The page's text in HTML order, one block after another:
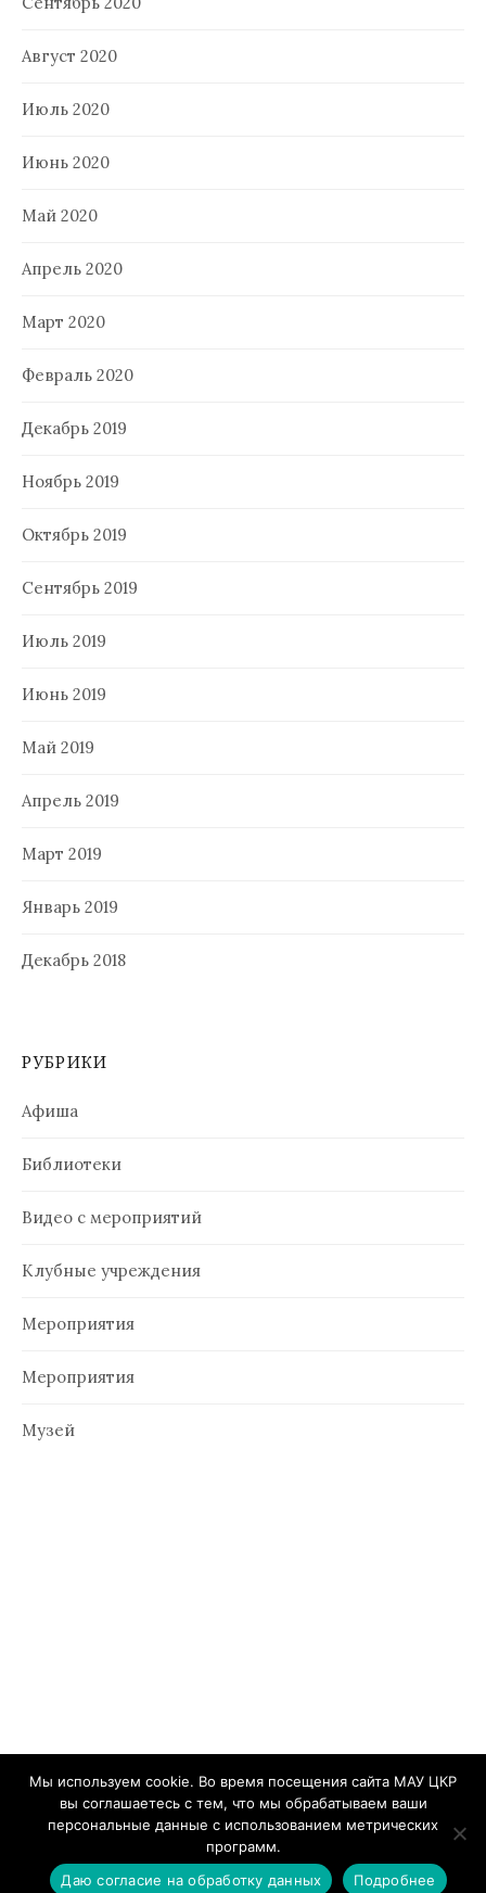
Август 2020
Июль 2020
Июнь 2020
Май 2020
Апрель 2020
Март 2020
Февраль 2020
Декабрь 2019
Ноябрь 2019
Октябрь 2019
Сентябрь 2019
Июль 2019
Июнь 2019
Май 2019
Апрель 2019
Март 2019
Январь 2019
Декабрь 2018
РУБРИКИ
Афиша
Библиотеки
Видео с мероприятий
Клубные учреждения
Мероприятия
Мероприятия
Музей
© 2026Центр культурного развития Челно-
Вершинского района
Сделано наWordPress |Тема:Graphyот Themegraphy
Мы используем cookie. Во время посещения сайта МАУ ЦКР
вы соглашаетесь с тем, что мы обрабатываем ваши
персональные данные с использованием метрических
программ.
Даю согласие на обработку данных
Подробнее